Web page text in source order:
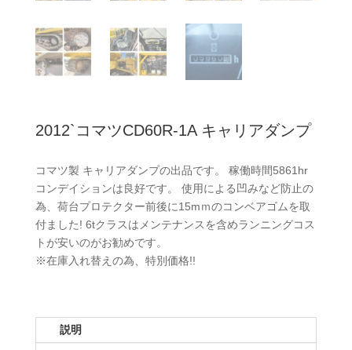
2012`コマツCD60R-1A キャリアダンプ
コマツ製 キャリアダンプの出品です。 稼働時間5861hr
コンデイションは良好です。 使用による凹みなど防止の
為、荷台プロテクター前後に15mｍのコンベアゴムを取
付ました! 6tクラスはメンテナンスを含めランニングコス
トが安いのがお勧めです。
※在庫入れ替えの為、特別価格!!
説明